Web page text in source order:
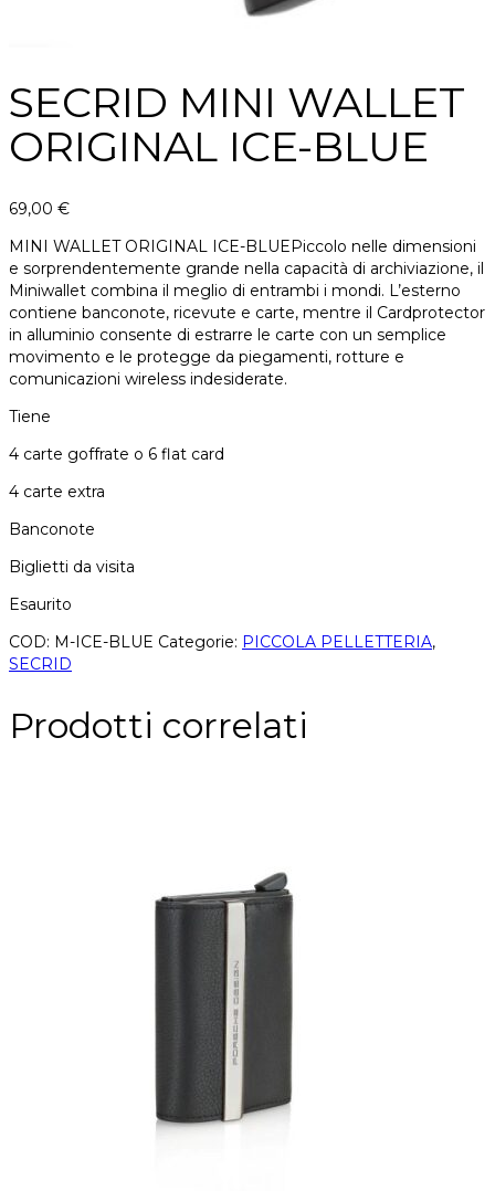
SECRID MINI WALLET
ORIGINAL ICE-BLUE
69,00 €
MINI WALLET ORIGINAL ICE-BLUEPiccolo nelle dimensioni
e sorprendentemente grande nella capacità di archiviazione, il
Miniwallet combina il meglio di entrambi i mondi. L’esterno
contiene banconote, ricevute e carte, mentre il Cardprotector
in alluminio consente di estrarre le carte con un semplice
movimento e le protegge da piegamenti, rotture e
comunicazioni wireless indesiderate.
Tiene
4 carte goffrate o 6 flat card
4 carte extra
Banconote
Biglietti da visita
Esaurito
COD: M-ICE-BLUE Categorie: PICCOLA PELLETTERIA,
SECRID
Prodotti correlati